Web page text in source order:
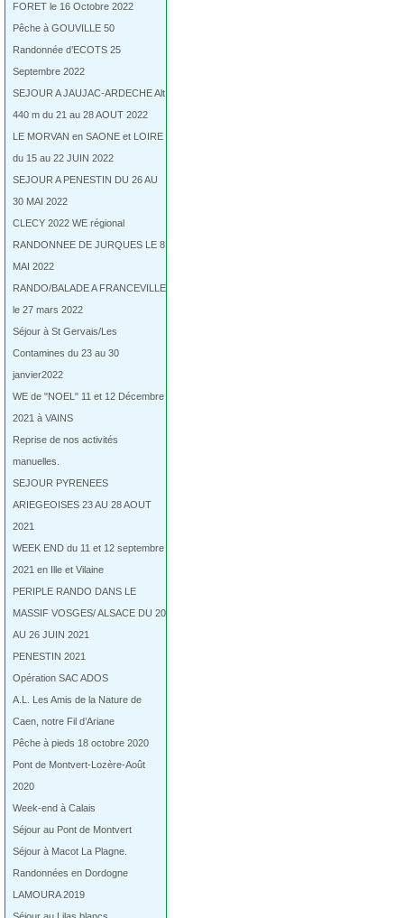
FORET le 16 Octobre 2022
Pêche à GOUVILLE 50
Randonnée d’ECOTS 25
Septembre 2022
SEJOUR A JAUJAC-ARDECHE Alt
440 m du 21 au 28 AOUT 2022
LE MORVAN en SAONE et LOIRE
du 15 au 22 JUIN 2022
SEJOUR A PENESTIN DU 26 AU
30 MAI 2022
CLECY 2022 WE régional
RANDONNEE DE JURQUES LE 8
MAI 2022
RANDO/BALADE A FRANCEVILLE
le 27 mars 2022
Séjour à St Gervais/Les
Contamines du 23 au 30
janvier2022
WE de "NOEL" 11 et 12 Décembre
2021 à VAINS
Reprise de nos activités
manuelles.
SEJOUR PYRENEES
ARIEGEOISES 23 AU 28 AOUT
2021
WEEK END du 11 et 12 septembre
2021 en Ille et Vilaine
PERIPLE RANDO DANS LE
MASSIF VOSGES/ ALSACE DU 20
AU 26 JUIN 2021
PENESTIN 2021
Opération SAC ADOS
A.L. Les Amis de la Nature de
Caen, notre Fil d’Ariane
Pêche à pieds 18 octobre 2020
Pont de Montvert-Lozère-Août
2020
Week-end à Calais
Séjour au Pont de Montvert
Séjour à Macot La Plagne.
Randonnées en Dordogne
LAMOURA 2019